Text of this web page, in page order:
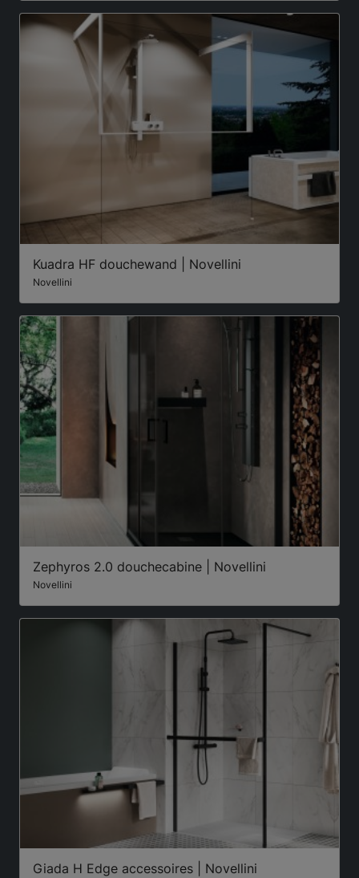
Kuadra HF douchewand | Novellini
Novellini
Zephyros 2.0 douchecabine | Novellini
Novellini
Giada H Edge accessoires | Novellini